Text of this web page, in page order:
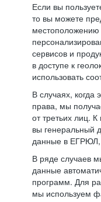
Если вы
то вы можете
местоположению
сервисов и
в доступе к
использовать
В случаях,
права, мы
от третьих лиц.
вы генеральный
данные в ЕГРЮЛ,
В ряде случаев
данные
программ. Для
мы используем